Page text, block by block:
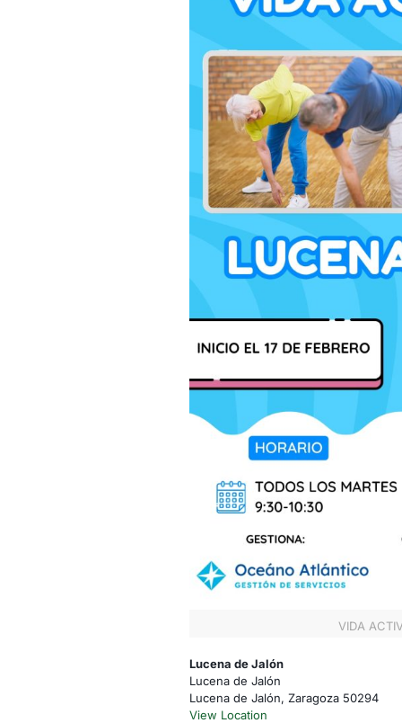
VIDA
Lucena de Jalón
Lucena de Jalón
Lucena de Jalón, Zaragoza 50294
View Location